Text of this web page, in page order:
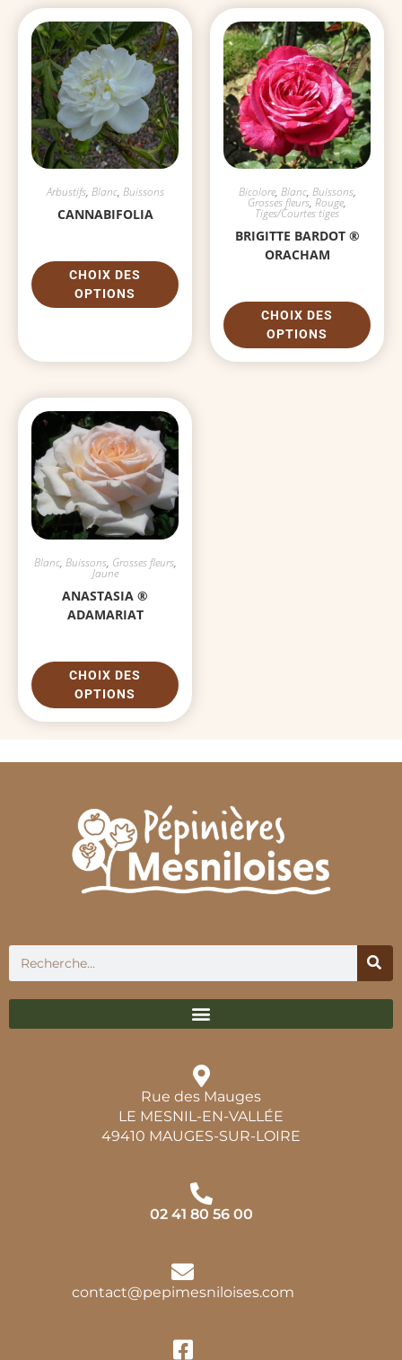
Arbustifs, Blanc, Buissons
CANNABIFOLIA
CHOIX DES
OPTIONS
Bicolore, Blanc, Buissons,
Grosses fleurs, Rouge,
Tiges/Courtes tiges
BRIGITTE BARDOT ®
ORACHAM
CHOIX DES
OPTIONS
Blanc, Buissons, Grosses fleurs,
Jaune
ANASTASIA ®
ADAMARIAT
CHOIX DES
OPTIONS
Rue des Mauges
LE MESNIL-EN-VALLÉE
49410 MAUGES-SUR-LOIRE
02 41 80 56 00
contact@pepimesniloises.com